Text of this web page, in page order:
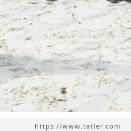
https://www.tatler.com